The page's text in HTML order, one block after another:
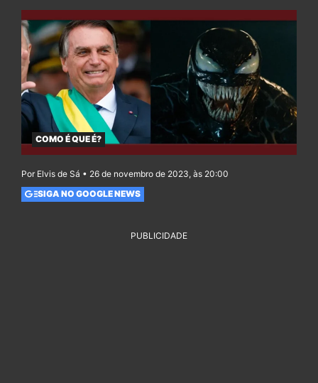
COMO É QUE É?
Por Elvis de Sá • 26 de novembro de 2023, às 20:00
SIGA NO GOOGLE NEWS
PUBLICIDADE